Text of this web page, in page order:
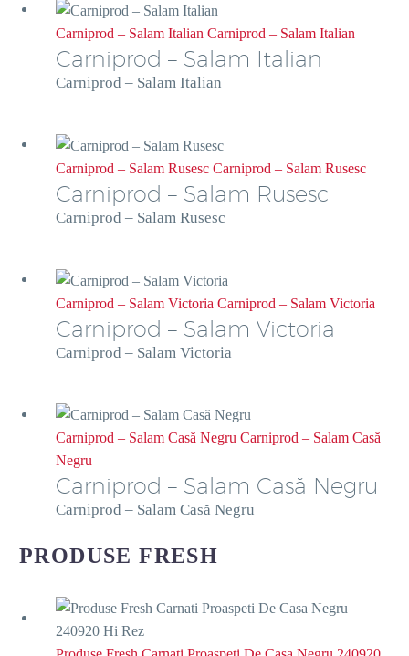
Carniprod – Salam Italian Carniprod – Salam Italian
Carniprod – Salam Italian
Carniprod – Salam Italian
Carniprod – Salam Rusesc Carniprod – Salam Rusesc
Carniprod – Salam Rusesc
Carniprod – Salam Rusesc
Carniprod – Salam Victoria Carniprod – Salam Victoria
Carniprod – Salam Victoria
Carniprod – Salam Victoria
Carniprod – Salam Casă Negru Carniprod – Salam Casă
Negru
Carniprod – Salam Casă Negru
Carniprod – Salam Casă Negru
PRODUSE FRESH